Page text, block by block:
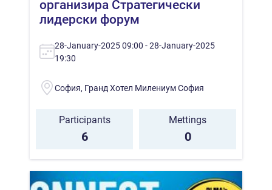
организира Стратегически
лидерски форум
28-January-2025 09:00 - 28-January-2025
19:30
София, Гранд Хотел Милениум София
Participants
6
Mettings
0